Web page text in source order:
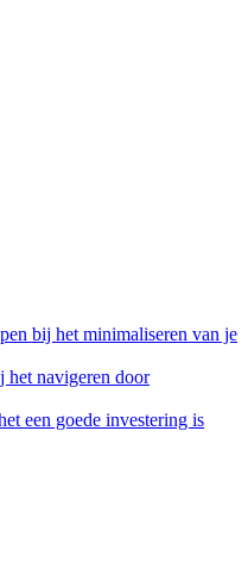
bij het minimaliseren van je
het navigeren door
een goede investering is